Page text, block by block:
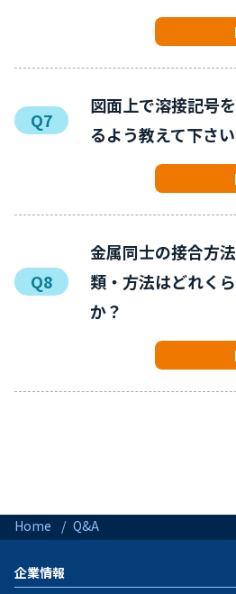
Q7
図面上で溶接記号
るよう教えて下さい
Q8
金属同士の接合方
類・方法はどれく
か？
Home Q&A
企業情報